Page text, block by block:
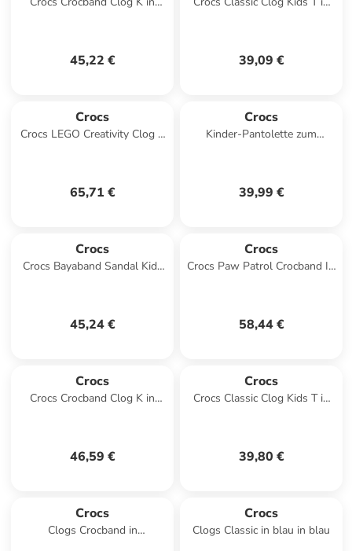
45,22 € 39,09 €
Crocs
Crocs LEGO Creativity Clog K
65,71 €
Crocs
Kinder-Pantolette zum
39,99 €
Crocs
Crocs Bayaband Sandal Kids
45,24 €
Crocs
Crocs Paw Patrol Crocband IV
58,44 €
Crocs
Crocs Crocband Clog K in
46,59 €
Crocs
Crocs Classic Clog Kids T in
39,80 €
Crocs
Clogs Crocband in
Crocs
Clogs Classic in blau in blau